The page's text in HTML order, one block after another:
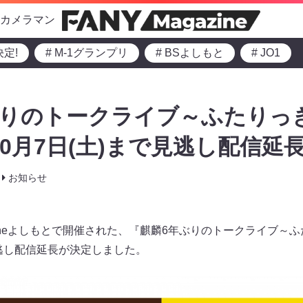
メラマン
定! # M-1グランプリ # BSよしもと # JO1
りのトークライブ～ふたりっ
月7日(土)まで見逃し配信延
お知らせ
よしもとで開催された、『麒麟6年ぶりのトークライブ～
配信延長が決定しました。